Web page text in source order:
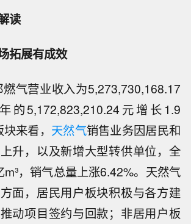
读
拓展有成效
气营业收入为5,273,730,168.17
的5,172,823,210.24元增长1.9
来看， 天然气销售业务因居民和
升，以及新增大型转供单位，全
，销气总量上涨6.42%。天然气
面，居民用户板块积极与各方建
动项目签约与回款；非居用户板